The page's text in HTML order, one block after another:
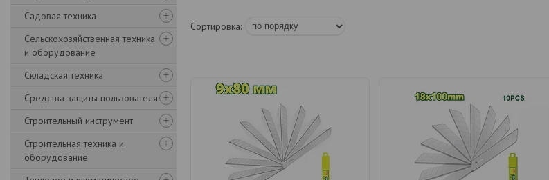
Садовая техника
Сельскохозяйственная техника
и оборудование
Складская техника
Средства защиты пользователя
Строительный инструмент
Строительная техника и
оборудование